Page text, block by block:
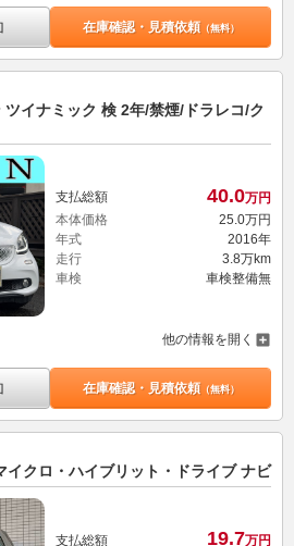
在庫確認・見積依頼（無料）
イナミック 検 2年/禁煙/ドラレコ/ク
支払総額 40.0万円
本体価格
25. 0万円
年式
2016年
走行
3.8万km
車検
車検整備無
他の情報を開く
在庫確認・見積依頼（無料）
クロ・ハイブリット・ドライブ ナビ
支払総額 19.7万円